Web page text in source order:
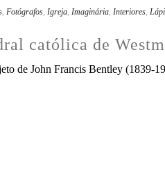
, Fotógrafos, Igreja, Imaginária, Interiores,
católica de
de John Francis Bentley